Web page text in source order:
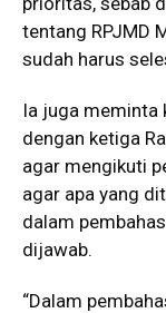
tentang RPJMD
sudah harus
Ia juga meminta
dengan ketiga
agar mengikuti
agar apa yang
dalam
dijawab.
“Dalam